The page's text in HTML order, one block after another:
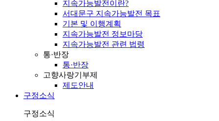
지속가능발전이란?
서대문구 지속가능발전 목표
기본 및 이행계획
지속가능발전 정보마당
지속가능발전 관련 법령
통·반장
통·반장
고향사랑기부제
제도안내
구정소식
구정소식